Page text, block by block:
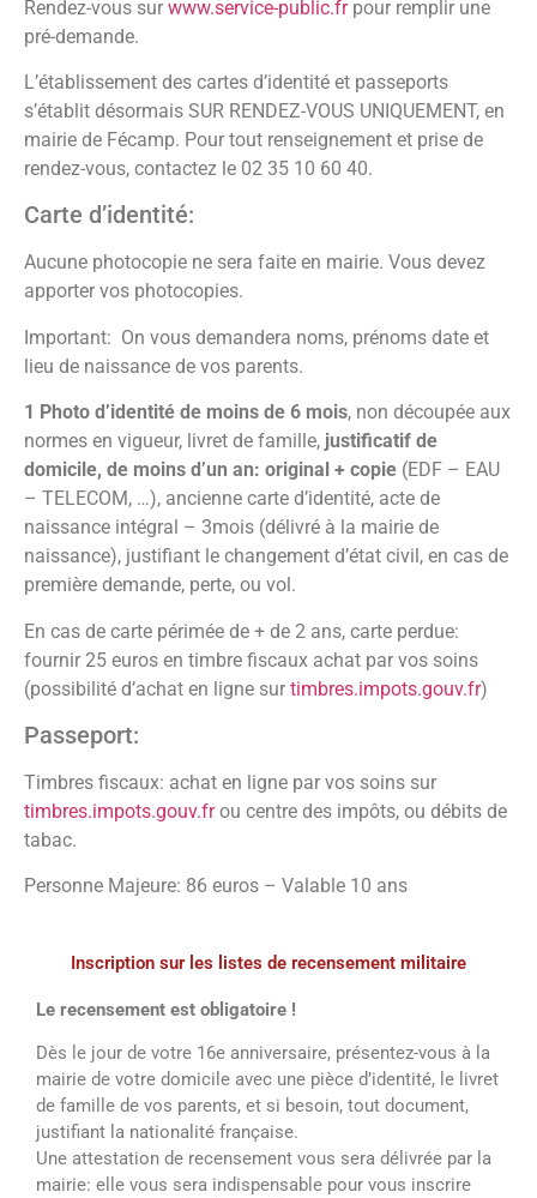
Rendez-vous sur www.service-public.frpour remplir une
pré-demande.
L’établissement des cartes d’identité et passeports
s’établit désormais SUR RENDEZ-VOUS UNIQUEMENT, en
mairie de Fécamp. Pour tout renseignement et prise de
rendez-vous, contactez le 02 35 10 60 40.
Carte d’identité:
Aucune photocopie ne sera faite en mairie. Vous devez
apporter vos photocopies.
Important: On vous demandera noms, prénoms date et
lieu de naissance de vos parents.
1 Photo d’identité de moins de 6 mois, non découpée aux
normes en vigueur, livret de famille, justificatif de
domicile, de moins d’un an: original + copie (EDF – EAU
– TELECOM, …), ancienne carte d’identité, acte de
naissance intégral – 3mois (délivré à la mairie de
naissance), justifiant le changement d’état civil, en cas de
première demande, perte, ou vol.
En cas de carte périmée de + de 2 ans, carte perdue:
fournir 25 euros en timbre fiscaux achat par vos soins
(possibilité d’achat en ligne sur timbres.impots.gouv.fr)
Passeport:
Timbres fiscaux: achat en ligne par vos soins sur
timbres.impots.gouv.frou centre des impôts, ou débits de
tabac.
Personne Majeure: 86 euros – Valable 10 ans
Inscription sur les listes de recensement militaire
Le recensement est obligatoire !
Dès le jour de votre 16e anniversaire, présentez-vous à la
mairie de votre domicile avec une pièce d’identité, le livret
de famille de vos parents, et si besoin, tout document,
justifiant la nationalité française.
Une attestation de recensement vous sera délivrée par la
mairie: elle vous sera indispensable pour vous inscrire